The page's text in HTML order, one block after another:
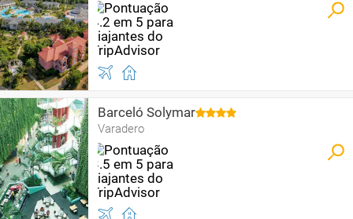
Barceló Solymar
Varadero